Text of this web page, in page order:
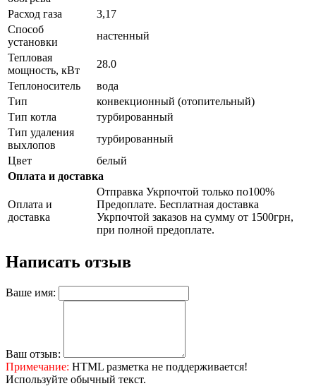
Расход газа
3,17
Способ
установки
настенный
Тепловая
мощность, кВт
28.0
Теплоноситель
вода
Тип
конвекционный (отопительный)
Тип котла
турбированный
Тип удаления
выхлопов
турбированный
Цвет
белый
Оплата и доставка
Оплата и
доставка
Отправка Укрпочтой только по100%
Предоплате. Бесплатная доставка
Укрпочтой заказов на сумму от 1500грн,
при полной предоплате.
Написать отзыв
Ваше имя:
Ваш отзыв:
Примечание: HTML разметка не поддерживается!
Используйте обычный текст.